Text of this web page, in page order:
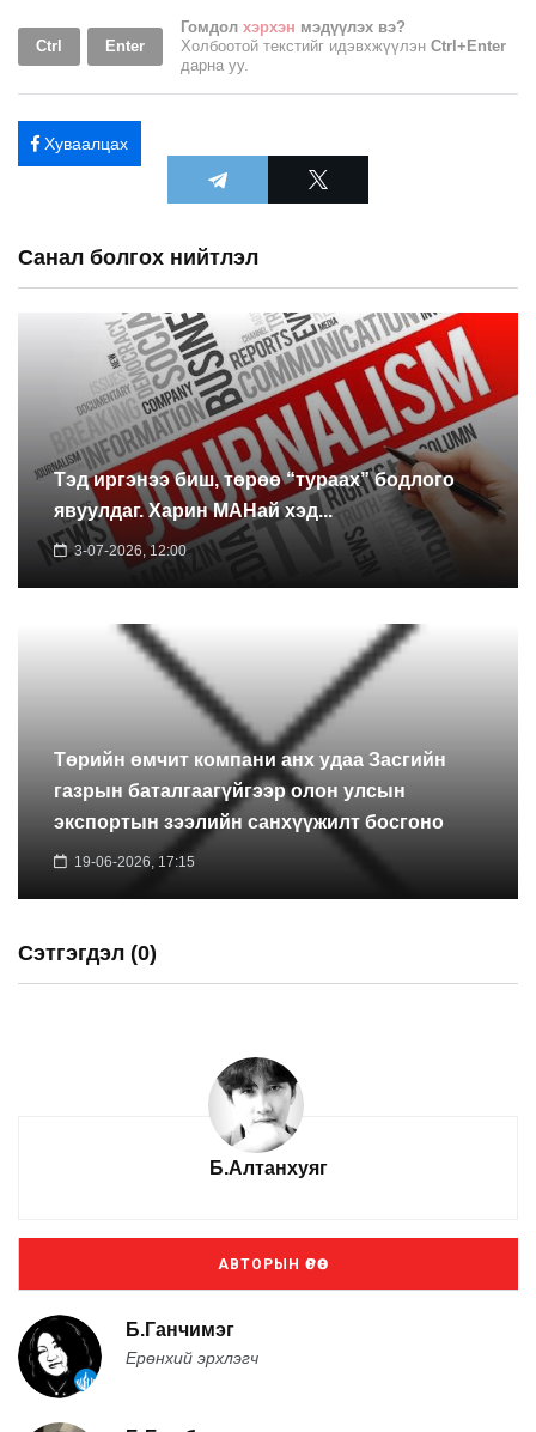
Ctrl Enter
Гомдол хэрхэн мэдүүлэх вэ?
Холбоотой текстийг идэвхжүүлэн Ctrl+Enter
дарна уу.
Хуваалцах
Санал болгох нийтлэл
Тэд иргэнээ биш, төрөө “тураах” бодлого
явуулдаг. Харин МАНай хэд...
3-07-2026, 12:00
Төрийн өмчит компани анх удаа Засгийн
газрын баталгаагүйгээр олон улсын
экспортын зээлийн санхүүжилт босгоно
19-06-2026, 17:15
Сэтгэгдэл (0)
Б.Алтанхуяг
АВТОРЫН ӨРӨӨ
Б.Ганчимэг
Ерөнхий эрхлэгч